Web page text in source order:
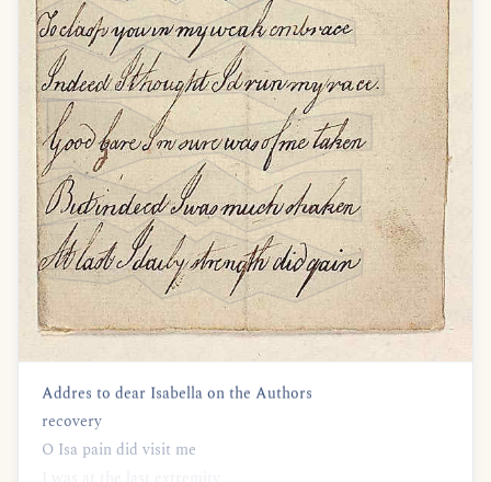
Addres to dear Isabella on the Authors
recovery
O Isa pain did visit me